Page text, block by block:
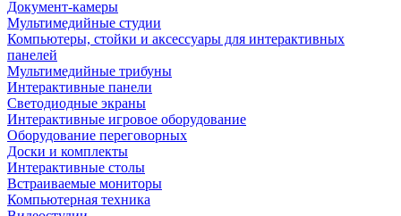
Документ-камеры
Мультимедийные студии
Компьютеры, стойки и аксессуары для интерактивных
панелей
Мультимедийные трибуны
Интерактивные панели
Светодиодные экраны
Интерактивные игровое оборудование
Оборудование переговорных
Доски и комплекты
Интерактивные столы
Встраиваемые мониторы
Компьютерная техника